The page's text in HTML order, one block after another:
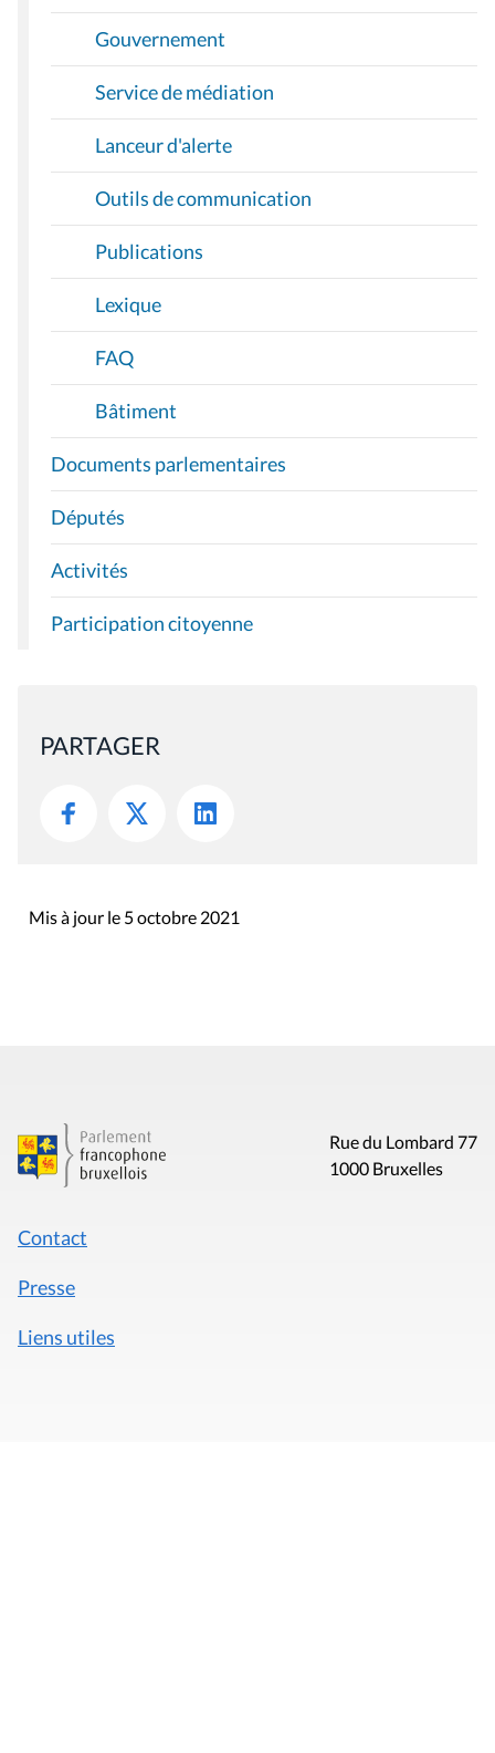
Gouvernement
Service de médiation
Lanceur d'alerte
Outils de communication
Publications
Lexique
FAQ
Bâtiment
Documents parlementaires
Députés
Activités
Participation citoyenne
PARTAGER
Mis à jour le 5 octobre 2021
Rue du Lombard 77
1000 Bruxelles
Contact
Presse
Liens utiles